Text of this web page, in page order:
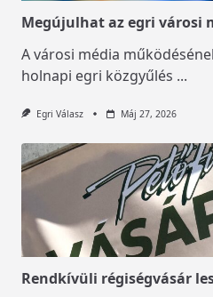
Megújulhat az egri városi
A városi média
holnapi egri közgyűlés ...
Egri Válasz Máj 27, 2026
Rendkívüli régiségvásár